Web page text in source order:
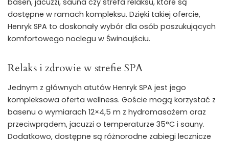
dostępne w ramach kompleksu. Dzięki takiej ofercie,
Henryk SPA to doskonały wybór dla osób poszukujących
komfortowego noclegu w Świnoujściu.
Relaks i zdrowie w strefie SPA
Jednym z głównych atutów Henryk SPA jest jego
kompleksowa oferta wellness. Goście mogą korzystać z
basenu o wymiarach 12×4,5 m z hydromasażem oraz
przeciwprądem, jacuzzi o temperaturze 35°C i sauny.
Dodatkowo, dostępne są różnorodne zabiegi lecznicze